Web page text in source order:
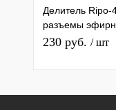
Делитель
разъемы
питания 1 вход
230 руб. / шт